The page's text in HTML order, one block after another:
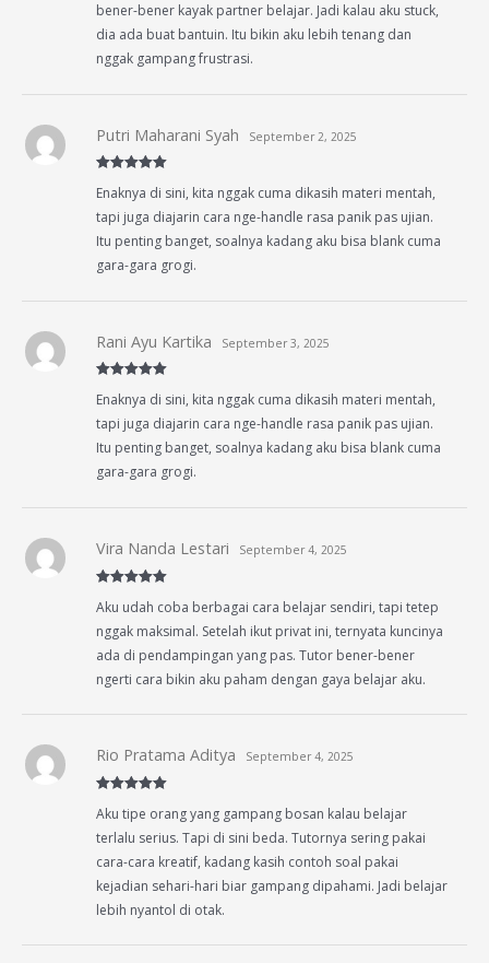
bener-bener kayak partner belajar. Jadi kalau aku stuck,
dia ada buat bantuin. Itu bikin aku lebih tenang dan
nggak gampang frustrasi.
of 5
Putri Maharani Syah September 2, 2025
Enaknya di sini, kita nggak cuma dikasih materi mentah,
tapi juga diajarin cara nge-handle rasa panik pas ujian.
Itu penting banget, soalnya kadang aku bisa blank cuma
gara-gara grogi.
of 5
Rani Ayu Kartika September 3, 2025
Enaknya di sini, kita nggak cuma dikasih materi mentah,
tapi juga diajarin cara nge-handle rasa panik pas ujian.
Itu penting banget, soalnya kadang aku bisa blank cuma
gara-gara grogi.
of 5
Vira Nanda Lestari September 4, 2025
Aku udah coba berbagai cara belajar sendiri, tapi tetep
nggak maksimal. Setelah ikut privat ini, ternyata kuncinya
ada di pendampingan yang pas. Tutor bener-bener
ngerti cara bikin aku paham dengan gaya belajar aku.
of 5
Rio Pratama Aditya September 4, 2025
Aku tipe orang yang gampang bosan kalau belajar
terlalu serius. Tapi di sini beda. Tutornya sering pakai
cara-cara kreatif, kadang kasih contoh soal pakai
kejadian sehari-hari biar gampang dipahami. Jadi belajar
lebih nyantol di otak.